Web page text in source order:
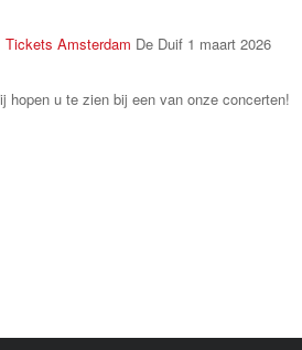
Tickets Amsterdam De Duif 1 maart 2026
hopen u te zien bij een van onze concerten!